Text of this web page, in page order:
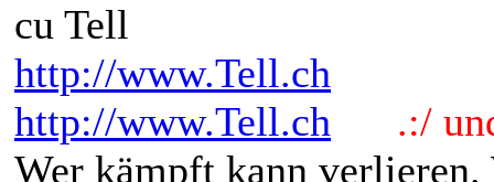
cu Tell
http://www.Tell.ch
http://www.Tell.ch
.:/
Wer kämpft kann